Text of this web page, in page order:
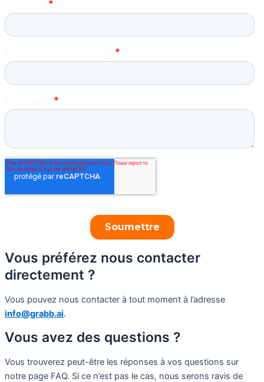
Vous préférez nous contacter
directement ?
Vous pouvez nous contacter à tout moment à l’adresse
info@grabb.ai.
Vous avez des questions ?
Vous trouverez peut-être les réponses à vos questions sur
notre page FAQ. Si ce n’est pas le cas, nous serons ravis de